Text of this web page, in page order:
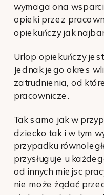
wymaga ona
opieki przez
opiekuńczy jak
Urlop opiekuńczy
Jednak jego okres
zatrudnienia, od
pracownicze.
Tak samo jak w
dziecko tak i w tym
przypadku
przysługuje u
od innych miejsc
nie może żądać